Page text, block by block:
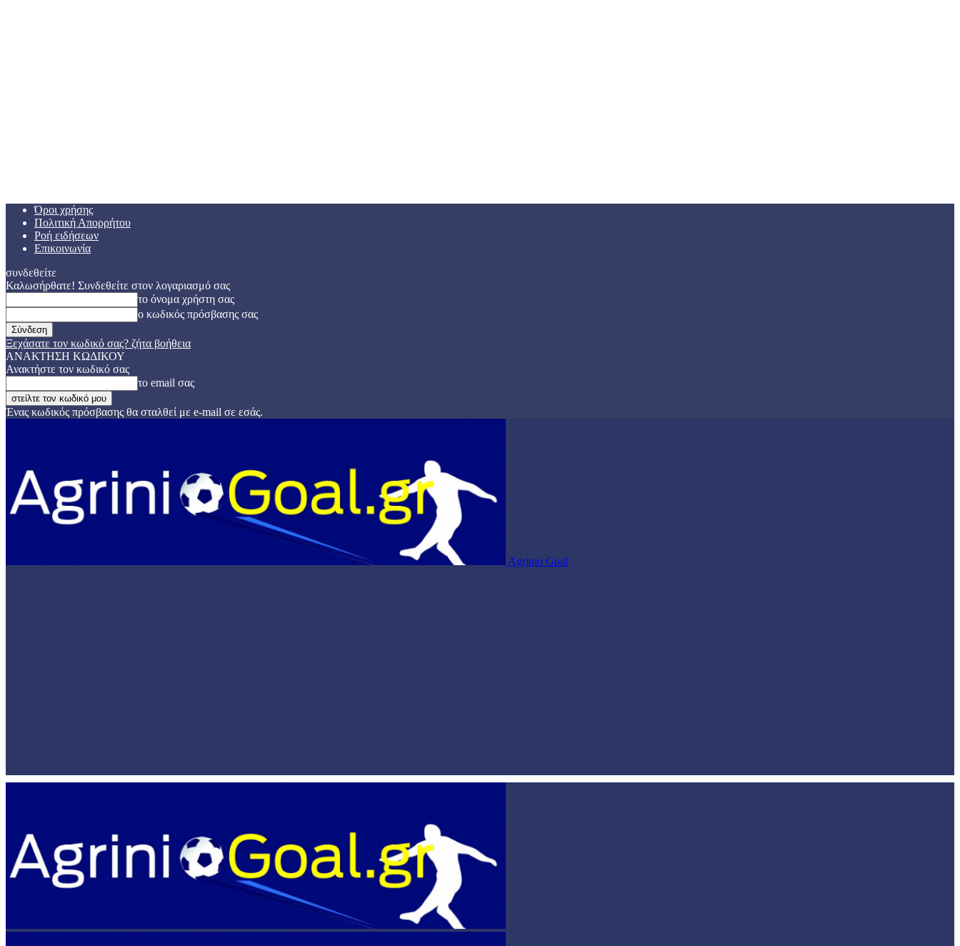
Όροι χρήσης
Πολιτική Απορρήτου
Ροή ειδήσεων
Επικοινωνία
συνδεθείτε
Καλωσήρθατε! Συνδεθείτε στον λογαριασμό σας
το όνομα χρήστη σας
ο κωδικός πρόσβασης σας
Ξεχάσατε τον κωδικό σας? ζήτα βοήθεια
ΑΝΑΚΤΗΣΗ ΚΩΔΙΚΟΥ
Ανακτήστε τον κωδικό σας
το email σας
Ένας κωδικός πρόσβασης θα σταλθεί με e-mail σε εσάς.
Agrinio Goal